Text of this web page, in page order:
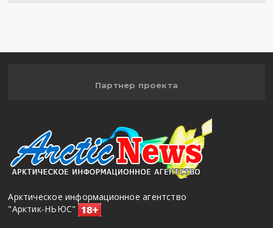
Партнер проекта
Арктическое информационное агентство
"Арктик-НЬЮС"